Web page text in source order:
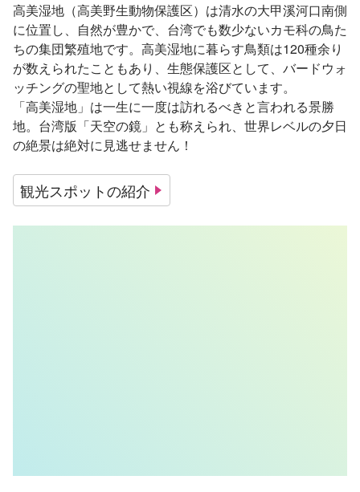
高美湿地（高美野生動物保護区）は清水の大甲溪河口南側
に位置し、自然が豊かで、台湾でも数少ないカモ科の鳥た
ちの集団繁殖地です。高美湿地に暮らす鳥類は120種余り
が数えられたこともあり、生態保護区として、バードウォ
ッチングの聖地として熱い視線を浴びています。
「高美湿地」は一生に一度は訪れるべきと言われる景勝
地。台湾版「天空の鏡」とも称えられ、世界レベルの夕日
の絶景は絶対に見逃せません！
観光スポットの紹介